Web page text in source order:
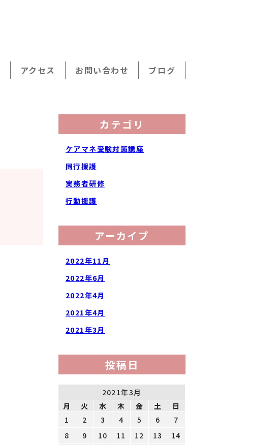
アクセス お問い合わせ ブログ
カテゴリ
ケアマネ受験対策講座
同行援護
実務者研修
行動援護
アーカイブ
2022年11月
2022年6月
2022年4月
2021年4月
2021年3月
投稿日
2021年3月
月
火 水 木 金 土 日
1 2 3 4 5 6
7
8
9 10 11 12 13
14